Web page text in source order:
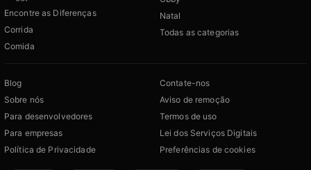
Encontre as Diferenças
Corrida
Comida
Natal
Todas as categorias
Blog
Sobre nós
Para desenvolvedores
Para empresas
Política de Privacidade
Contate-nos
Aviso de remoção
Termos de uso
Lei dos Serviços Digitais
Preferências de cookies